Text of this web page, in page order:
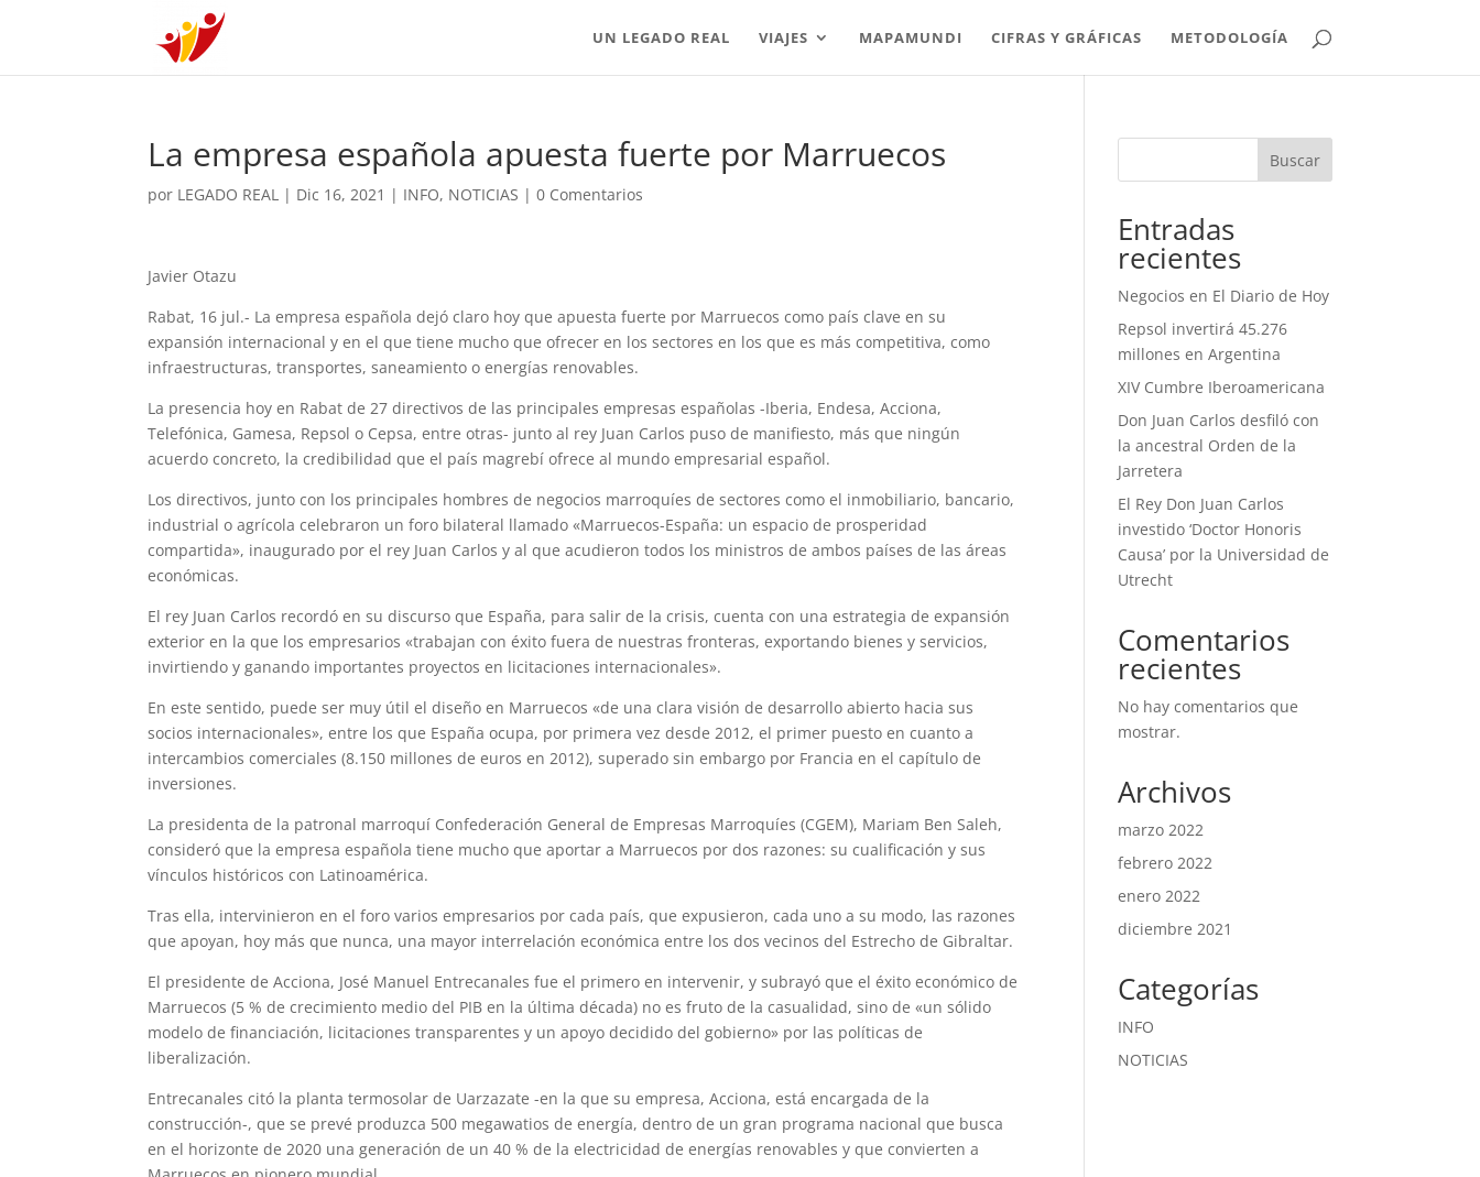
UN LEGADO REAL VIAJES MAPAMUNDI CIFRAS Y GRÁFICAS METODOLOGÍA
La empresa española apuesta fuerte por Marruecos
por LEGADO REAL | Dic 16, 2021 | INFO, NOTICIAS |0 Comentarios
Javier Otazu
Rabat, 16 jul.- La empresa española dejó claro hoy que apuesta fuerte por Marruecos como país clave en su
expansión internacional y en el que tiene mucho que ofrecer en los sectores en los que es más competitiva, como
infraestructuras, transportes, saneamiento o energías renovables.
La presencia hoy en Rabat de 27 directivos de las principales empresas españolas -Iberia, Endesa, Acciona,
Telefónica, Gamesa, Repsol o Cepsa, entre otras- junto al rey Juan Carlos puso de manifiesto, más que ningún
acuerdo concreto, la credibilidad que el país magrebí ofrece al mundo empresarial español.
Los directivos, junto con los principales hombres de negocios marroquíes de sectores como el inmobiliario, bancario,
industrial o agrícola celebraron un foro bilateral llamado «Marruecos-España: un espacio de prosperidad
compartida», inaugurado por el rey Juan Carlos y al que acudieron todos los ministros de ambos países de las áreas
económicas.
El rey Juan Carlos recordó en su discurso que España, para salir de la crisis, cuenta con una estrategia de expansión
exterior en la que los empresarios «trabajan con éxito fuera de nuestras fronteras, exportando bienes y servicios,
invirtiendo y ganando importantes proyectos en licitaciones internacionales».
En este sentido, puede ser muy útil el diseño en Marruecos «de una clara visión de desarrollo abierto hacia sus
socios internacionales», entre los que España ocupa, por primera vez desde 2012, el primer puesto en cuanto a
intercambios comerciales (8.150 millones de euros en 2012), superado sin embargo por Francia en el capítulo de
inversiones.
La presidenta de la patronal marroquí Confederación General de Empresas Marroquíes (CGEM), Mariam Ben Saleh,
consideró que la empresa española tiene mucho que aportar a Marruecos por dos razones: su cualificación y sus
vínculos históricos con Latinoamérica.
Tras ella, intervinieron en el foro varios empresarios por cada país, que expusieron, cada uno a su modo, las razones
que apoyan, hoy más que nunca, una mayor interrelación económica entre los dos vecinos del Estrecho de Gibraltar.
El presidente de Acciona, José Manuel Entrecanales fue el primero en intervenir, y subrayó que el éxito económico de
Marruecos (5 % de crecimiento medio del PIB en la última década) no es fruto de la casualidad, sino de «un sólido
modelo de financiación, licitaciones transparentes y un apoyo decidido del gobierno» por las políticas de
liberalización.
Entrecanales citó la planta termosolar de Uarzazate -en la que su empresa, Acciona, está encargada de la
construcción-, que se prevé produzca 500 megawatios de energía, dentro de un gran programa nacional que busca
en el horizonte de 2020 una generación de un 40 % de la electricidad de energías renovables y que convierten a
Buscar
Entradas
recientes
Negocios en El Diario de Hoy
Repsol invertirá 45.276
millones en Argentina
XIV Cumbre Iberoamericana
Don Juan Carlos desfiló con
la ancestral Orden de la
Jarretera
El Rey Don Juan Carlos
investido ‘Doctor Honoris
Causa’ por la Universidad de
Utrecht
Comentarios
recientes
No hay comentarios que
mostrar.
Archivos
marzo 2022
febrero 2022
enero 2022
diciembre 2021
Categorías
INFO
NOTICIAS